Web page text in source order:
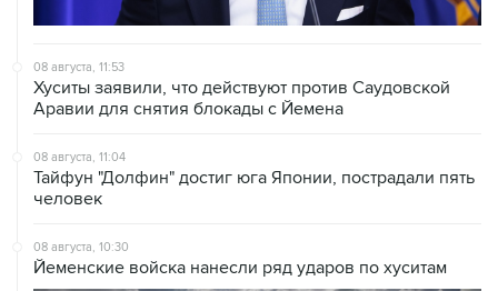
08 августа, 11:53
Хуситы заявили, что действуют против Саудовской
Аравии для снятия блокады с Йемена
08 августа, 11:04
Тайфун "Долфин" достиг юга Японии, пострадали пять
человек
08 августа, 10:30
Йеменские войска нанесли ряд ударов по хуситам